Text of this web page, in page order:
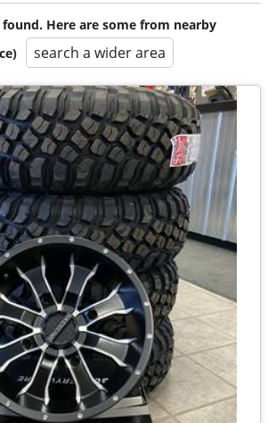
Here are some from nearby
search a wider area